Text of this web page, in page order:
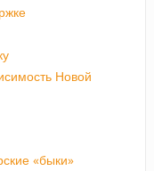
Новой
«быки»